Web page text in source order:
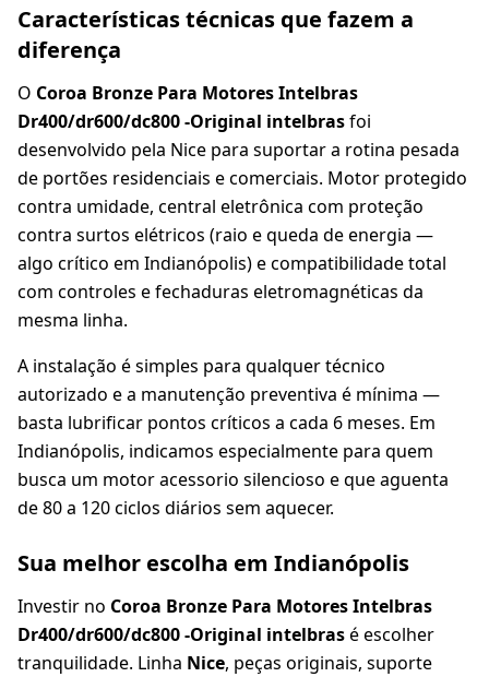
Características técnicas que fazem a
diferença
O Coroa Bronze Para Motores Intelbras
Dr400/dr600/dc800 -Original intelbrasfoi
desenvolvido pela Nice para suportar a rotina pesada
de portões residenciais e comerciais. Motor protegido
contra umidade, central eletrônica com proteção
contra surtos elétricos (raio e queda de energia —
algo crítico em Indianópolis) e compatibilidade total
com controles e fechaduras eletromagnéticas da
mesma linha.
A instalação é simples para qualquer técnico
autorizado e a manutenção preventiva é mínima —
basta lubrificar pontos críticos a cada 6 meses. Em
Indianópolis, indicamos especialmente para quem
busca um motor acessorio silencioso e que aguenta
de 80 a 120 ciclos diários sem aquecer.
Sua melhor escolha em Indianópolis
Investir no Coroa Bronze Para Motores Intelbras
Dr400/dr600/dc800 -Original intelbrasé escolher
tranquilidade. Linha Nice, peças originais, suporte